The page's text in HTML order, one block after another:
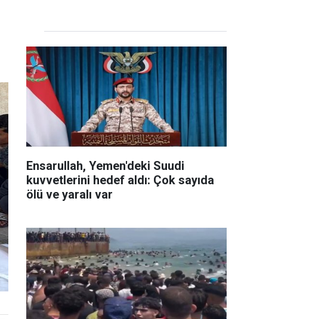
Ensarullah, Yemen'deki Suudi
kuvvetlerini hedef aldı: Çok sayıda
ölü ve yaralı var